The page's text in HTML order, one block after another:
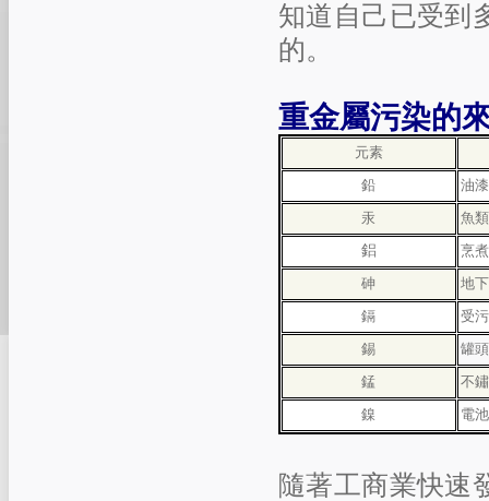
知道自己已受到
的。
重金屬污染的
元素
鉛
油
汞
魚
鋁
烹
砷
地
鎘
受
錫
罐
錳
不
鎳
電
隨著工商業快速